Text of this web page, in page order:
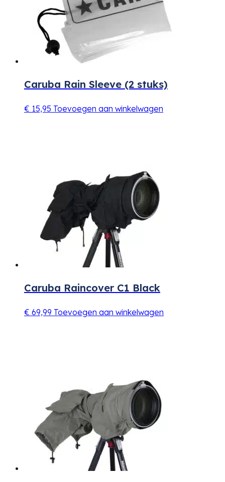
Caruba Rain Sleeve (2 stuks)
€ 15,95 Toevoegen aan winkelwagen
Caruba Raincover C1 Black
€ 69,99 Toevoegen aan winkelwagen